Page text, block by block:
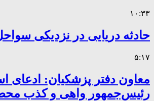
۱۰:۳۳
حادثه دریایی در نزدیکی
۵:۱۷
معاون دفتر پزشکیان: ادعای
رئیس‌جمهور واهی و کذب